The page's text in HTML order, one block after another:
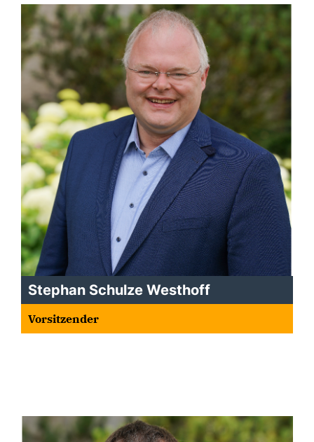
Stephan Schulze Westhoff
Vorsitzender